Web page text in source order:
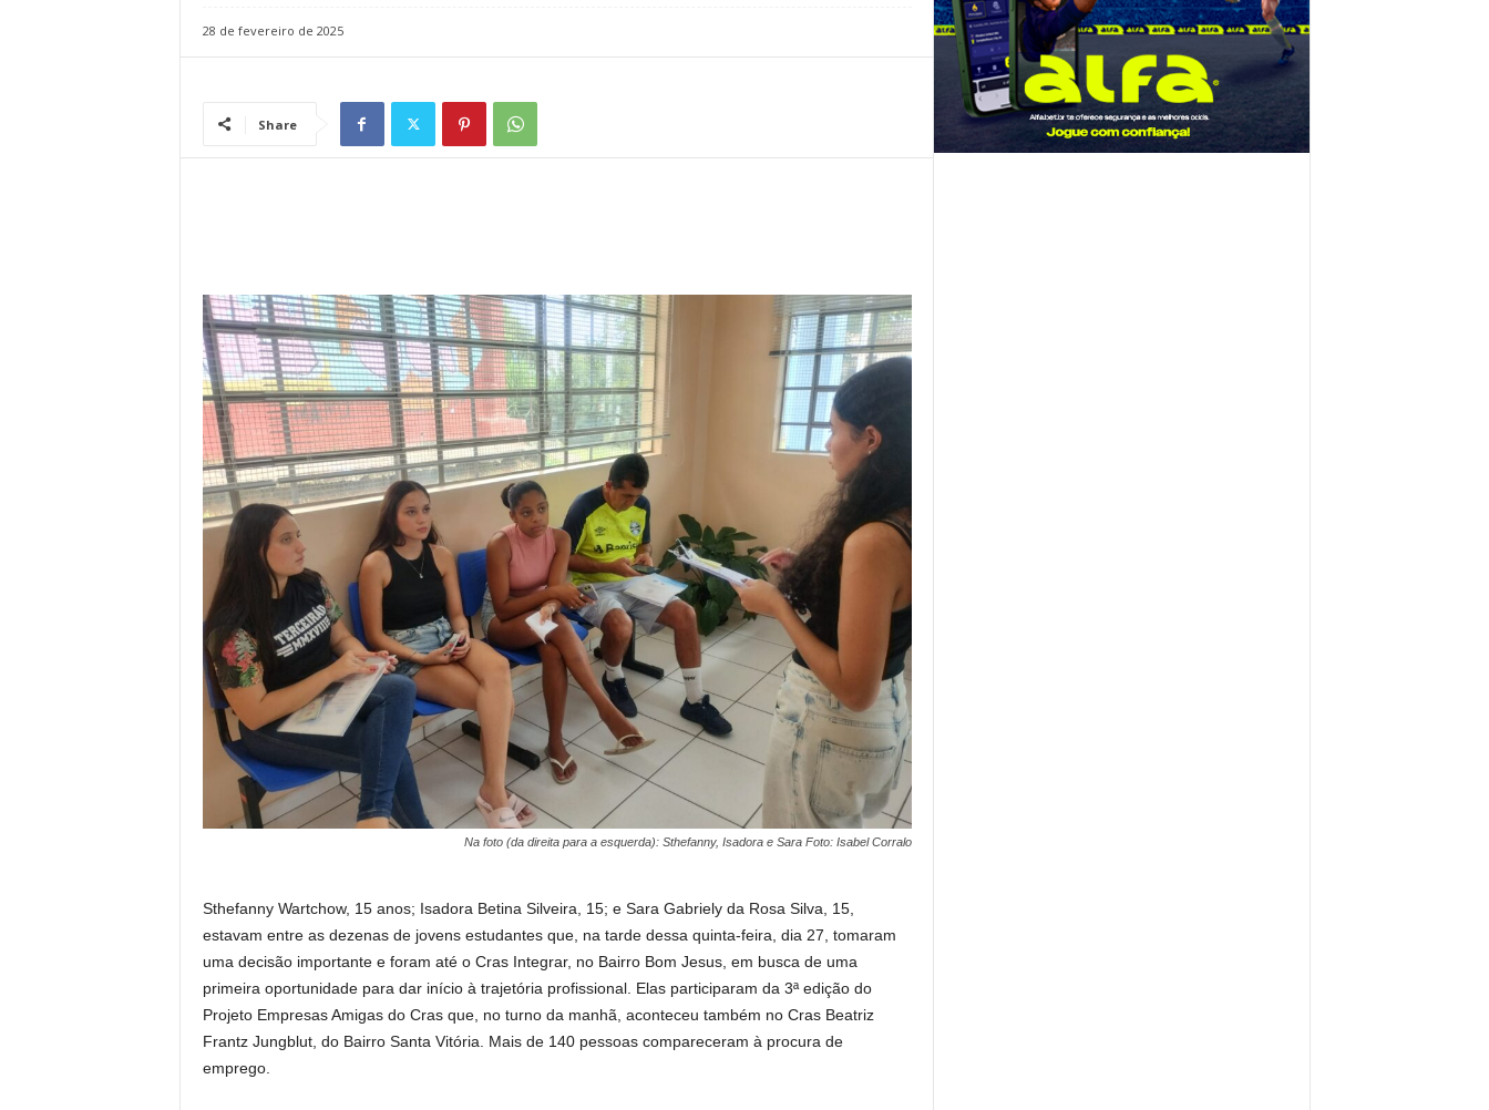
28 de fevereiro de 2025
Share
Na foto (da direita para a esquerda): Sthefanny, Isadora e Sara Foto: Isabel Corralo
Sthefanny Wartchow, 15 anos; Isadora Betina Silveira, 15; e Sara Gabriely da Rosa Silva, 15,
estavam entre as dezenas de jovens estudantes que, na tarde dessa quinta-feira, dia 27, tomaram
uma decisão importante e foram até o Cras Integrar, no Bairro Bom Jesus, em busca de uma
primeira oportunidade para dar início à trajetória profissional. Elas participaram da 3ª edição do
Projeto Empresas Amigas do Cras que, no turno da manhã, aconteceu também no Cras Beatriz
Frantz Jungblut, do Bairro Santa Vitória. Mais de 140 pessoas compareceram à procura de
emprego.